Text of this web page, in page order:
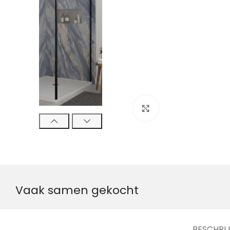
Vaak samen gekocht